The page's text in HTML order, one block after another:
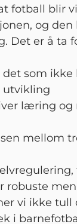
fotball blir
og
Det er å ta
som ikke
utvikling
læring og
mellom
robuste
vi ikke tull
i